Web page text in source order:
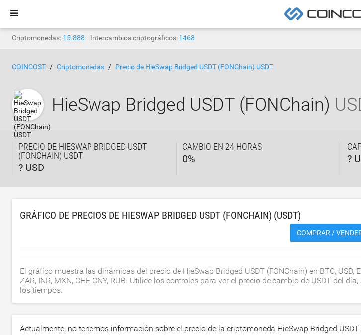
Criptomonedas: 15.888 Intercambios criptográficos: 1468
COINCOST Criptomonedas Precio de HieSwap Bridged USDT (FONChain) USDT
HieSwap Bridged USDT (FONChain)
PRECIO DE HIESWAP BRIDGED USDT
(FONCHAIN) USDT
? USD
CAMBIO EN 24 HORAS
0% ?
GRÁFICO DE PRECIOS DE HIESWAP BRIDGED USDT (FONCHAIN) (USDT)
COMPRAR /
El gráfico muestra las dinámicas del precio de HieSwap Bridged USDT (FONChain) en BTC, USD,
ZAR, INR, MXN, CHF, CNY, RUB. Utilice los controles para ver el precio de cambio de USDT del
los tiempos.
Actualmente, no tenemos información sobre el precio de la criptomoneda HieSwap Bridged USDT